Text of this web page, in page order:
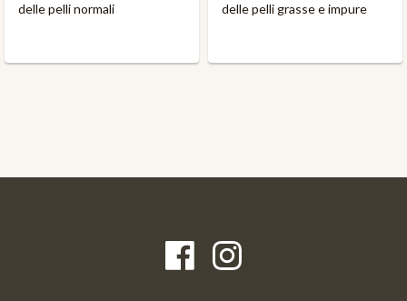
delle pelli normali
delle pelli grasse e impure